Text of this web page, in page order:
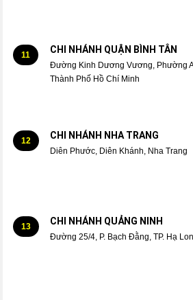
11 CHI NHÁNH QUẬN BÌNH TÂN
Đường Kinh Dương Vương, Phường
Thành Phố Hồ Chí Minh
12 CHI NHÁNH NHA TRANG
Diên Phước, Diên Khánh, Nha Trang
13 CHI NHÁNH QUẢNG NINH
Đường 25/4, P. Bạch Đằng, TP. Hạ